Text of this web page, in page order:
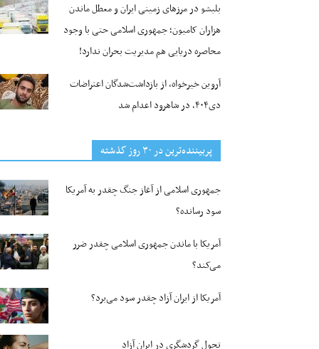
بلبشو در مرزهای زمینی ایران و معطل ماندن
هزاران کامیون؛ جمهوری اسلامی حتی با وجود
محاصره دریایی هم مدیریت بحران ندارد!
آروین خیرخواه، از بازداشت‌شدگان اعتراضات
دی۴۰۴، در شاهرود اعدام شد
پربیننده‌ترین‌ در ۳۰ روز گذشته
جمهوری اسلامی از آغاز جنگ چقدر به آمریکا
سود رسانده؟
آمریکا با ماندن جمهوری اسلامی چقدر ضرر
می‌کند؟
آمریکا از ایران آزاد چقدر سود می‌برد؟
تحول گردشگری در ایران آزاد